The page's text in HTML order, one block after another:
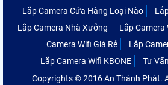
Lắp Camera Cửa Hàng Loại Nào
Lắp Camera Nhà Xưởng
Lắp Camera
Camera Wifi Giá Rẻ
Lắp
Lắp Camera Wifi KBONE
Tư
Copyrights © 2016 An Thành Phát.